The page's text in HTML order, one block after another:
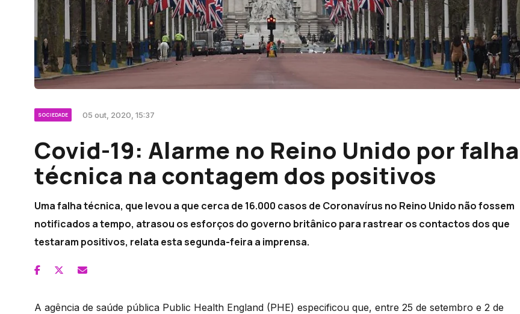
SOCIEDADE 05 out, 2020, 15:37
Covid-19: Alarme no Reino Unido por falha
técnica na contagem dos positivos
Uma falha técnica, que levou a que cerca de 16.000 casos de Coronavírus no Reino Unido não fossem
notificados a tempo, atrasou os esforços do governo britânico para rastrear os contactos dos que
testaram positivos, relata esta segunda-feira a imprensa.
A agência de saúde pública Public Health England (PHE) especificou que, entre 25 de setembro e 2 de